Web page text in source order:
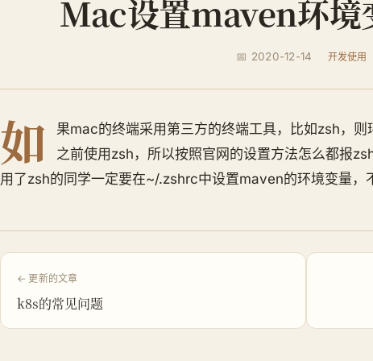
Mac设置maven环境
📅 2020-12-14 开发使用
如
果mac的终端采用第三方的终端工具，比如zsh，
之前使用zsh，所以按照官网的设置方法怎么都报
用了zsh的同学一定要在~/.zshrc中设置maven的环境变量，
← 更新的文章
k8s的常见问题